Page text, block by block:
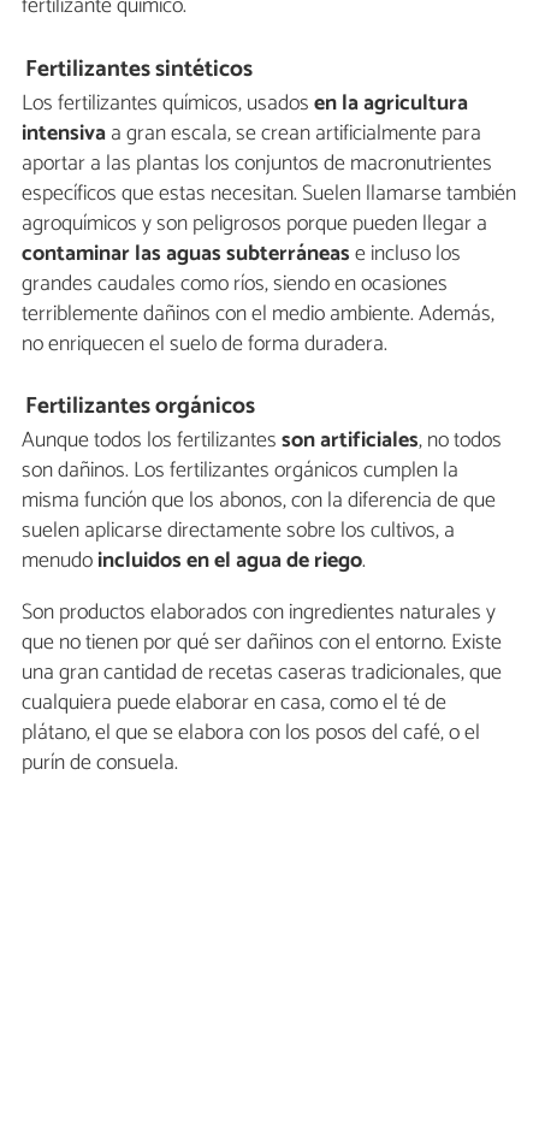
Fertilizantes sintéticos
Los fertilizantes químicos, usadosen la agricultura
intensivaa gran escala, se crean artificialmente para
aportar a las plantas los conjuntos de macronutrientes
específicos que estas necesitan. Suelen llamarse también
agroquímicos y son peligrosos porque pueden llegar a
contaminar las aguas subterránease incluso los
grandes caudales como ríos, siendo en ocasiones
terriblemente dañinos con el medio ambiente. Además,
no enriquecen el suelo de forma duradera.
Fertilizantes orgánicos
Aunque todos los fertilizantesson artificiales, no todos
son dañinos. Los fertilizantes orgánicos cumplen la
misma función que los abonos, con la diferencia de que
suelen aplicarse directamente sobre los cultivos, a
menudoincluidos en el agua de riego.
Son productos elaborados con ingredientes naturales y
que no tienen por qué ser dañinos con el entorno. Existe
una gran cantidad de recetas caseras tradicionales, que
cualquiera puede elaborar en casa, como el té de
plátano, el que se elabora con los posos del café, o el
purín de consuela.